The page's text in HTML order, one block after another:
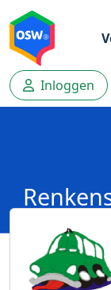
Inloggen